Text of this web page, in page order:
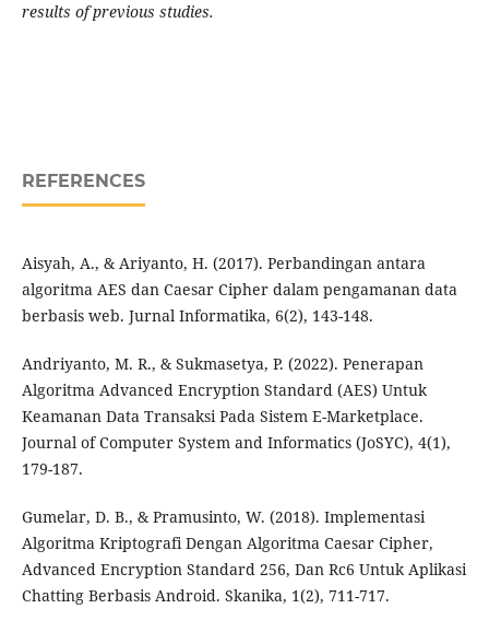
results of previous studies.
REFERENCES
Aisyah, A., & Ariyanto, H. (2017). Perbandingan antara
algoritma AES dan Caesar Cipher dalam pengamanan data
berbasis web. Jurnal Informatika, 6(2), 143-148.
Andriyanto, M. R., & Sukmasetya, P. (2022). Penerapan
Algoritma Advanced Encryption Standard (AES) Untuk
Keamanan Data Transaksi Pada Sistem E-Marketplace.
Journal of Computer System and Informatics (JoSYC), 4(1),
179-187.
Gumelar, D. B., & Pramusinto, W. (2018). Implementasi
Algoritma Kriptografi Dengan Algoritma Caesar Cipher,
Advanced Encryption Standard 256, Dan Rc6 Untuk Aplikasi
Chatting Berbasis Android. Skanika, 1(2), 711-717.